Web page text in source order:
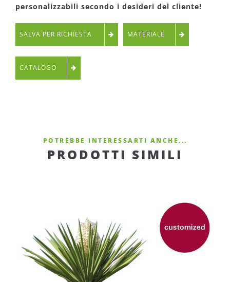
personalizzabili secondo i desideri del cliente!
SALVA PER RICHIESTA MATERIALE
CATALOGO
POTREBBE INTERESSARTI ANCHE...
PRODOTTI SIMILI